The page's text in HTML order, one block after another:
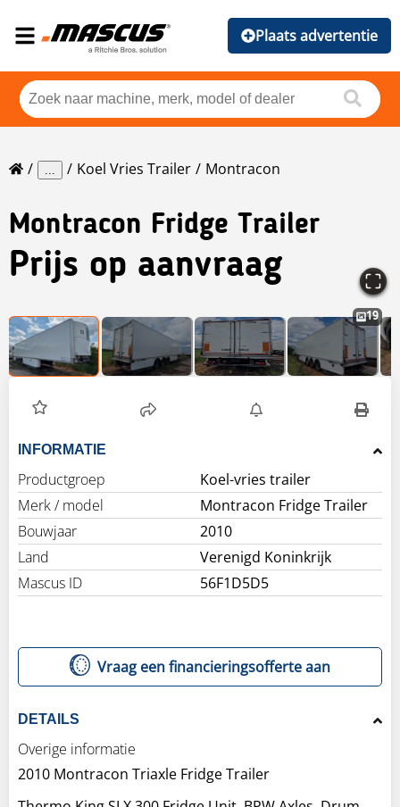
Plaats advertentie
... Koel Vries Trailer Montracon
Montracon Fridge Trailer
Prijs op aanvraag
19
INFORMATIE
Productgroep
Koel-vries trailer
Merk / model
Montracon Fridge Trailer
Bouwjaar
2010
Land
Verenigd Koninkrijk
Mascus ID
56F1D5D5
Vraag een financieringsofferte aan
DETAILS
Overige informatie
2010 Montracon Triaxle Fridge Trailer